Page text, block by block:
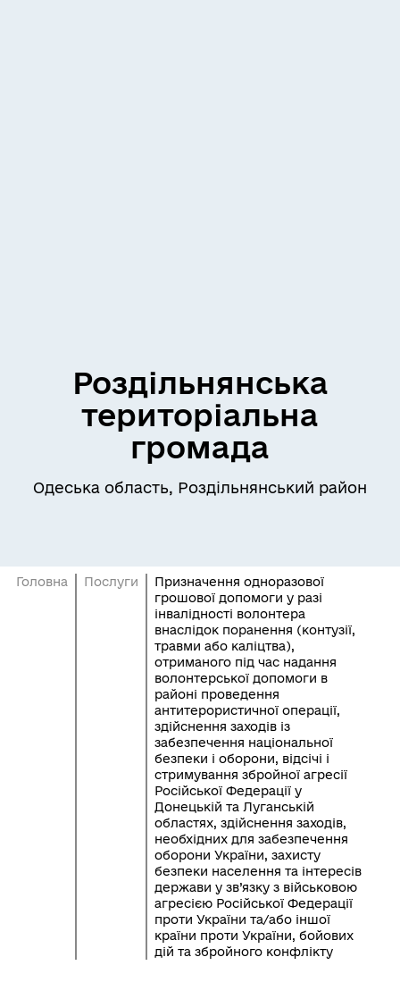
Роздільнянська
територіальна
громада
Одеська область, Роздільнянський район
Головна Послуги
Призначення одноразової
грошової допомоги у разі
інвалідності волонтера
внаслідок поранення (контузії,
травми або каліцтва),
отриманого під час надання
волонтерської допомоги в
районі проведення
антитерористичної операції,
здійснення заходів із
забезпечення національної
безпеки і оборони, відсічі і
стримування збройної агресії
Російської Федерації у
Донецькій та Луганській
областях, здійснення заходів,
необхідних для забезпечення
оборони України, захисту
безпеки населення та інтересів
держави у зв’язку з військовою
агресією Російської Федерації
проти України та/або іншої
країни проти України, бойових
дій та збройного конфлікту